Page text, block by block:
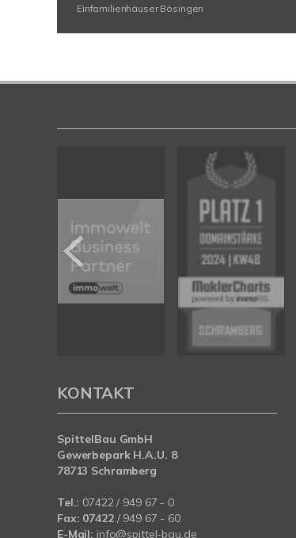
Einfamilienhäuser Bösingen
KONTAKT
SpittelBau GmbH
Gewerbepark H.A.U. 8
78713 Schramberg
Tel.: 07422 / 949 67 - 0
Fax: 07422/ 949 67 - 60
E-Mail: info@spittel-bau.de